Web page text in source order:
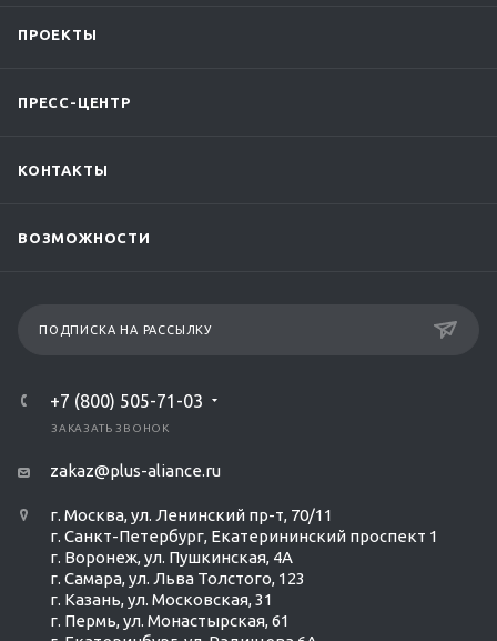
ПРОЕКТЫ
ПРЕСС-ЦЕНТР
КОНТАКТЫ
ВОЗМОЖНОСТИ
ПОДПИСКА НА РАССЫЛКУ
+7 (800) 505-71-03
ЗАКАЗАТЬ ЗВОНОК
zakaz@plus-aliance.ru
г. Москва, ул. Ленинский пр-т, 70/11
г. Санкт-Петербург, Екатерининский проспект 1
г. Воронеж, ул. Пушкинская, 4А
г. Самара, ул. Льва Толстого, 123
г. Казань, ул. Московская, 31
г. Пермь, ул. Монастырская, 61